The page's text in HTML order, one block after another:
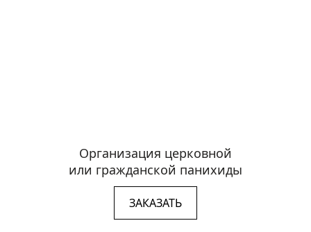
Организация церковной
или гражданской панихиды
ЗАКАЗАТЬ